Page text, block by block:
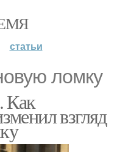
статьи
ломку
Как
взгляд